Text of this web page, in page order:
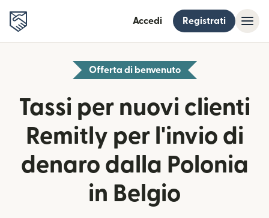
Accedi Registrati
Offerta di benvenuto
Tassi per nuovi clienti
Remitly per l'invio di
denaro dalla Polonia
in Belgio